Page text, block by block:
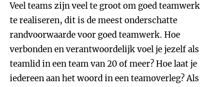
Veel teams zijn veel te groot om goed teamwerk
te realiseren, dit is de meest onderschatte
randvoorwaarde voor goed teamwerk. Hoe
verbonden en verantwoordelijk voel je jezelf als
teamlid in een team van 20 of meer? Hoe laat je
iedereen aan het woord in een teamoverleg? Als